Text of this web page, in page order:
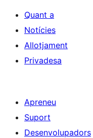
Quant a
Notícies
Allotjament
Privadesa
Apreneu
Suport
Desenvolupadors